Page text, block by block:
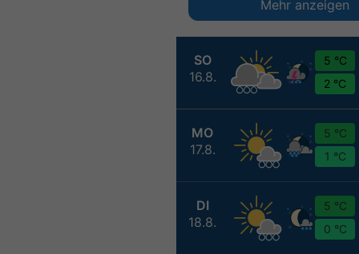
SO
16.8.
5 °C
2 °C
MO
17.8.
5 °C
1 °C
DI
18.8.
5 °C
0 °C
Mehr anzeigen